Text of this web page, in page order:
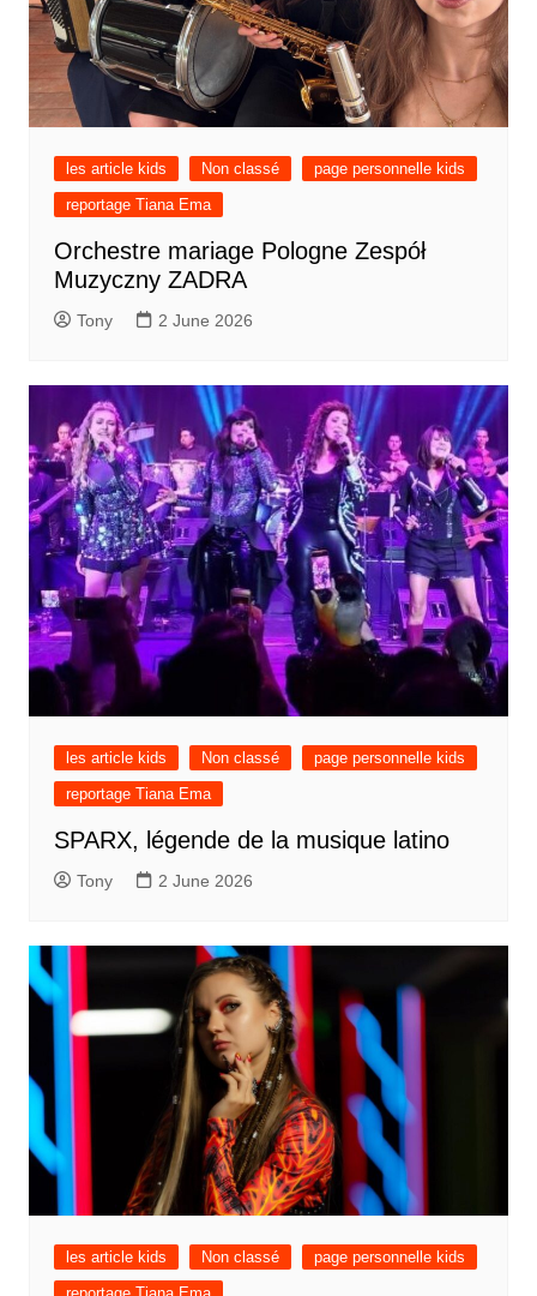
les article kids Non classé
page personnelle kids
reportage Tiana Ema
Orchestre mariage Pologne Zespół
Muzyczny ZADRA
Tony 2 June 2026
les article kids Non classé
page personnelle kids
reportage Tiana Ema
SPARX, légende de la musique latino
Tony 2 June 2026
les article kids Non classé
page personnelle kids